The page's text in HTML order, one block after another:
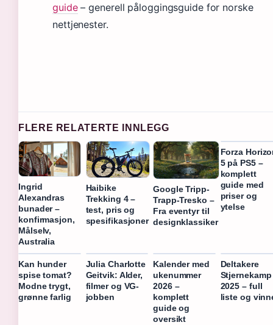
guide– generell påloggingsguide for norske
nettjenester.
FLERE RELATERTE INNLEGG
Ingrid
Alexandras
bunader –
konfirmasjon,
Målselv,
Australia
Haibike
Trekking 4 –
test, pris og
spesifikasjoner
Google Tripp-
Trapp-Tresko –
Fra eventyr til
designklassiker
Forza
5 på PS5 –
komplett
guide med
priser og
ytelse
Kan hunder
spise tomat?
Modne trygt,
grønne farlig
Julia Charlotte
Geitvik: Alder,
filmer og VG-
jobben
Kalender med
ukenummer
2026 –
komplett
guide og
oversikt
Deltakere
Stjernekamp
2025 – full
liste og